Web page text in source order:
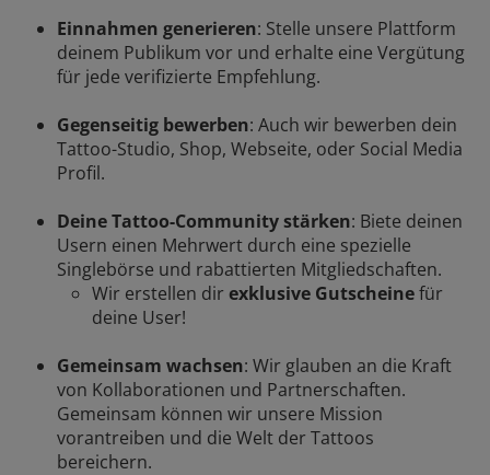
Einnahmen generieren: Stelle unsere Plattform
deinem Publikum vor und erhalte eine Vergütung
für jede verifizierte Empfehlung.
Gegenseitig bewerben: Auch wir bewerben dein
Tattoo-Studio, Shop, Webseite, oder Social Media
Profil.
Deine Tattoo-Community stärken: Biete deinen
Usern einen Mehrwert durch eine spezielle
Singlebörse und rabattierten Mitgliedschaften.
Wir erstellen dir exklusive Gutscheinefür
deine User!
Gemeinsam wachsen: Wir glauben an die Kraft
von Kollaborationen und Partnerschaften.
Gemeinsam können wir unsere Mission
vorantreiben und die Welt der Tattoos
bereichern.